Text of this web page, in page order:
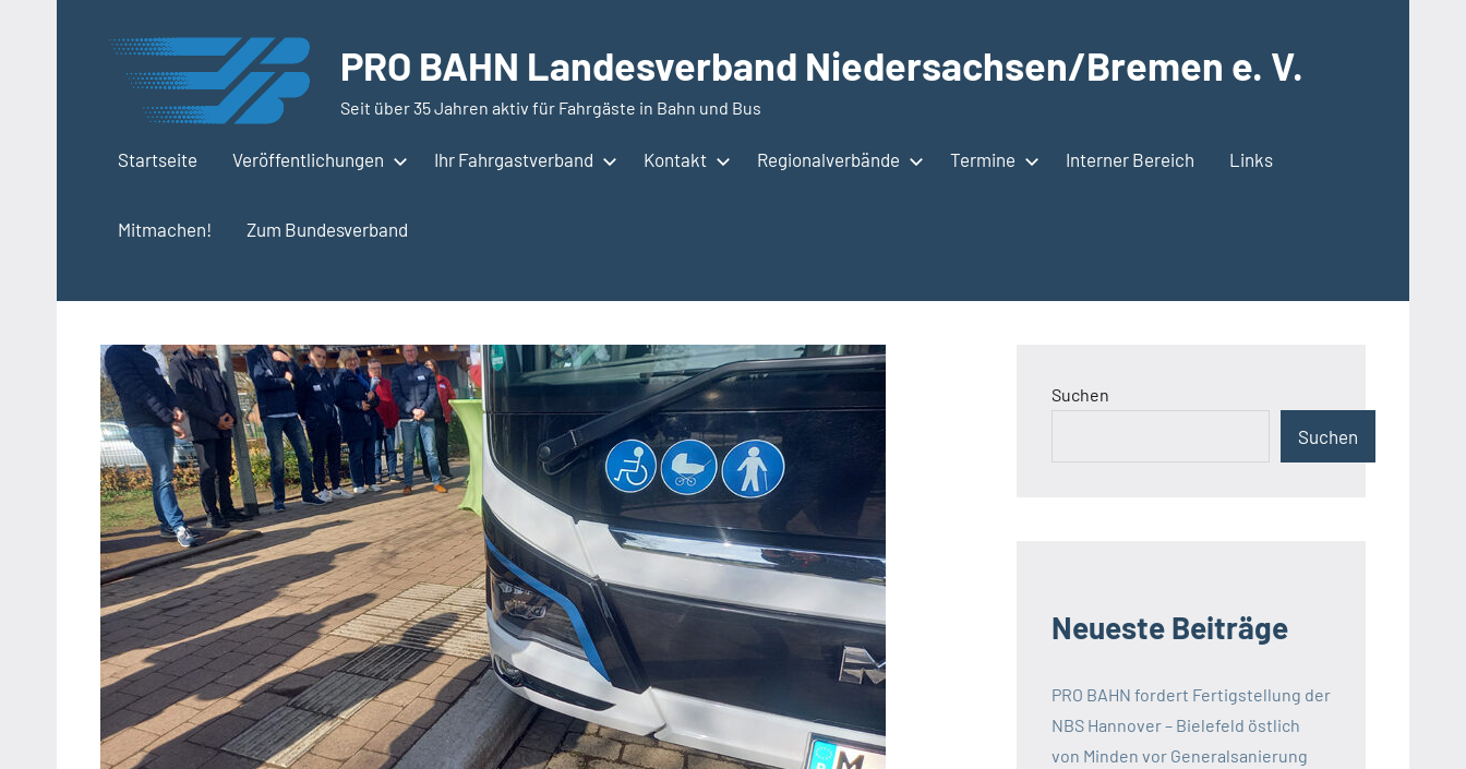
PRO BAHN Landesverband Niedersachsen/Bremen e. V.
Seit über 35 Jahren aktiv für Fahrgäste in Bahn und Bus
Startseite Veröffentlichungen Ihr Fahrgastverband Kontakt Regionalverbände Termine Interner Bereich Links
Mitmachen! Zum Bundesverband
Suchen
Suchen
Neueste Beiträge
PRO BAHN fordert Fertigstellung der
NBS Hannover – Bielefeld östlich
von Minden vor Generalsanierung